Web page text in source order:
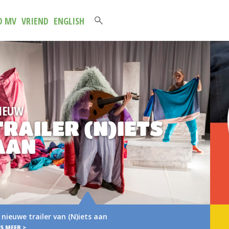
MV VRIEND ENGLISH
NIEUWE
BROCHURE
2027
Verse muziek voor het jongste publiek Voor u